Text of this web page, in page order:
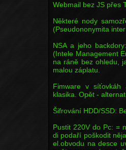
Webmail bez JS přes
Některé nody
(Pseudononymita
NSA a jeho
(Intele Management
na ráně bez ohledu,
malou záplatu.
Fimware v
klasika. Opět -
Šifrování HDD/SSD:
Pustit 220V do Pc: =
di podaří poškodit
el.obvodu na desce